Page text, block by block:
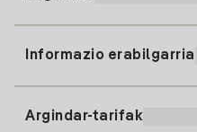
Informazio erabilgarria
Argindar-tarifak